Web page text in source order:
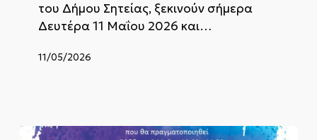
του Δήμου Σητείας, ξεκινούν σήμερα
Δευτέρα 11 Μαΐου 2026 και…
11/05/2026